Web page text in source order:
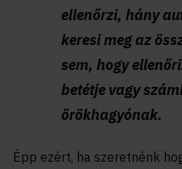
ellenőrzi, hány
keresi meg az
sem, hogy
betétje vagy
örökhagyónak.
Épp ezért, ha szeretnénk